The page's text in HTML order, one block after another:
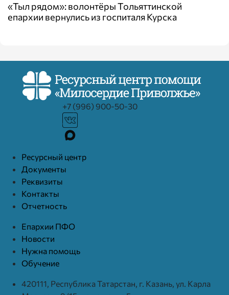
«Тыл рядом»: волонтёры Тольяттинской
епархии вернулись из госпиталя Курска
+7 (996) 900-50-30
Ресурcный центр
Документы
Реквизиты
Контакты
Отчетность
Епархии ПФО
Новости
Нужна помощь
Обучение
420111, Республика Татарстан, г. Казань, ул. Карла